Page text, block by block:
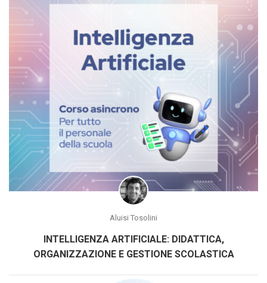
Aluisi Tosolini
INTELLIGENZA ARTIFICIALE: DIDATTICA,
ORGANIZZAZIONE E GESTIONE SCOLASTICA